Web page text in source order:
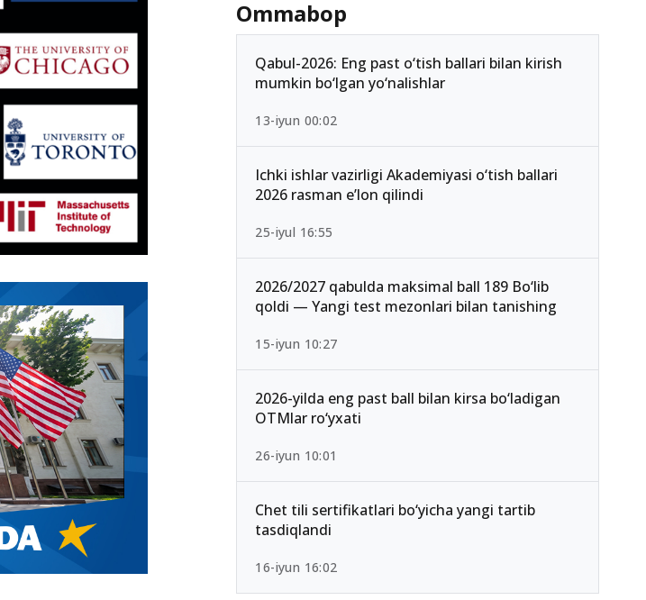
Ommabop
Qabul-2026: Eng past o‘tish ballari bilan kirish
mumkin bo‘lgan yo‘nalishlar
13-iyun 00:02
Ichki ishlar vazirligi Akademiyasi o‘tish ballari
2026 rasman e’lon qilindi
25-iyul 16:55
2026/2027 qabulda maksimal ball 189 Bo‘lib
qoldi — Yangi test mezonlari bilan tanishing
15-iyun 10:27
2026-yilda eng past ball bilan kirsa bo‘ladigan
OTMlar ro‘yxati
26-iyun 10:01
Chet tili sertifikatlari bo‘yicha yangi tartib
tasdiqlandi
16-iyun 16:02